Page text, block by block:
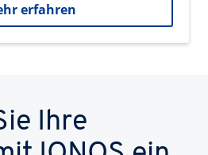
erfahren
Ihre